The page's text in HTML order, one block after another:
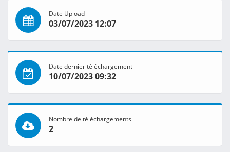
Date Upload
03/07/2023 12:07
Date dernier téléchargement
10/07/2023 09:32
Nombre de téléchargements
2